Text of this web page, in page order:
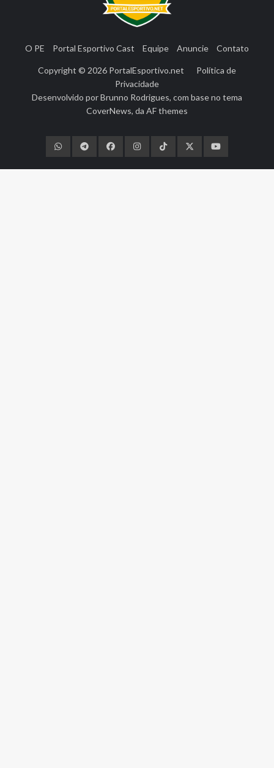
O PE Portal Esportivo Cast Equipe Anuncie Contato
Copyright © 2026 PortalEsportivo.net
Política de
Privacidade
Desenvolvido porBrunno Rodrigues, com base no tema
CoverNews, da AF themes